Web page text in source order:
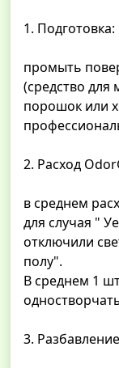
1. Подготовка:
промыть
(средство
порошок или
2. Расход
в среднем
для случая "
отключили
полу".
В среднем 1
3.